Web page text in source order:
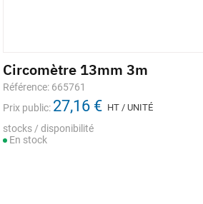
Circomètre 13mm 3m
Référence: 665761
Prix public: 27,16 € HT / UNITÉ
stocks / disponibilité
En stock